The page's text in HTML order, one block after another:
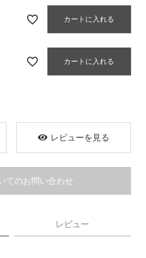
カートに入れる
カートに入れる
レビューを見る
てのお問い合わせ
レビュー